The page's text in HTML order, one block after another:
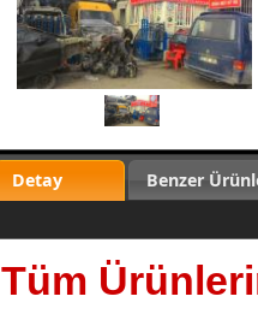
Detay Benzer
Tüm